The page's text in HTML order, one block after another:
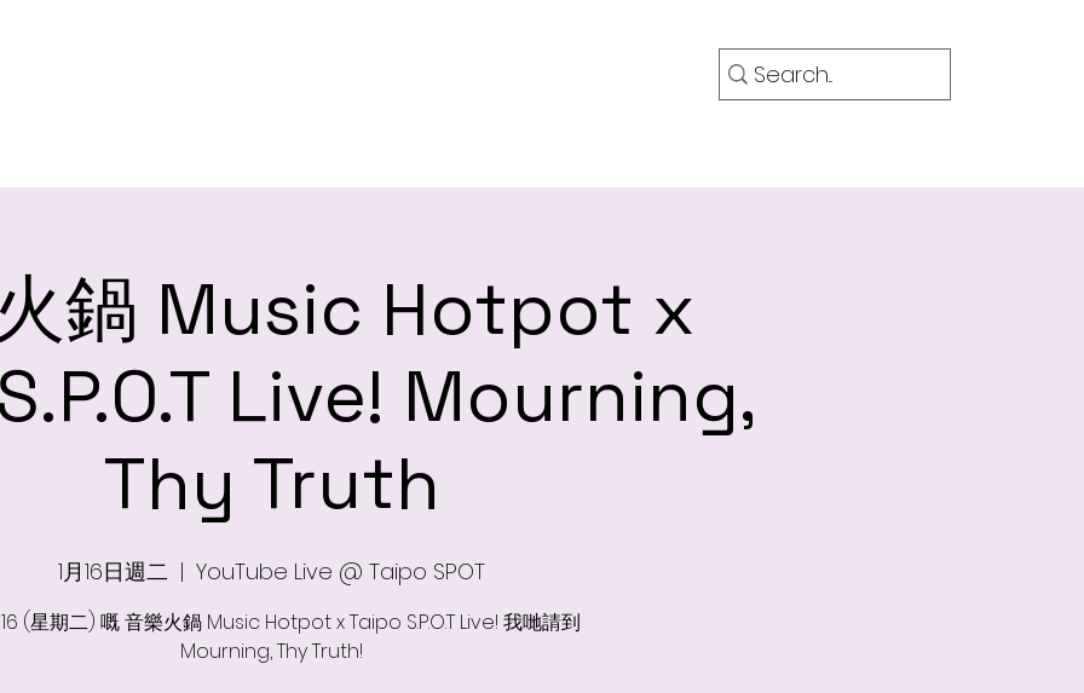
鍋 Music Hotpot x
Live! Mourning,
Thy Truth
1月16日週二
  |
YouTube Live @ Taipo SPOT
(星期二) 嘅 音樂火鍋 Music Hotpot x Taipo S.P.O.T Live! 我哋請到
Mourning, Thy Truth!